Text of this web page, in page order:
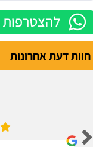
חוות דעת אחרונות